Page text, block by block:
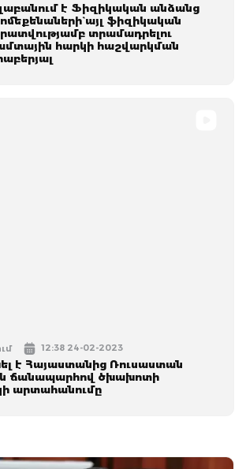
է Ֆիզիկական անձանց
այլ ֆիզիկական
տրամադրելու
հարկի հաշվարկման
12:38 24-02-2023
է Հայաստանից Ռուսաստան
ճանապարհով ծխախոտի
արտահանումը